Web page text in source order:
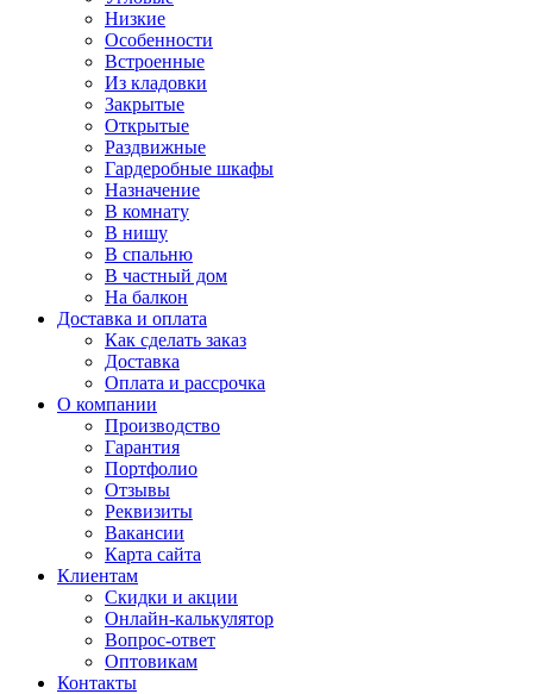
Низкие
Особенности
Встроенные
Из кладовки
Закрытые
Открытые
Раздвижные
Гардеробные шкафы
Назначение
В комнату
В нишу
В спальню
В частный дом
На балкон
Доставка и оплата
Как сделать заказ
Доставка
Оплата и рассрочка
О компании
Производство
Гарантия
Портфолио
Отзывы
Реквизиты
Вакансии
Карта сайта
Клиентам
Скидки и акции
Онлайн-калькулятор
Вопрос-ответ
Оптовикам
Контакты